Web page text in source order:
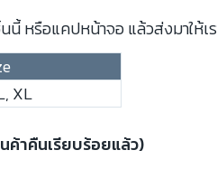
หรือแคปหน้าจอ แล้วส่งมาให้เ
XL
ค้าคืนเรียบร้อยแล้ว)